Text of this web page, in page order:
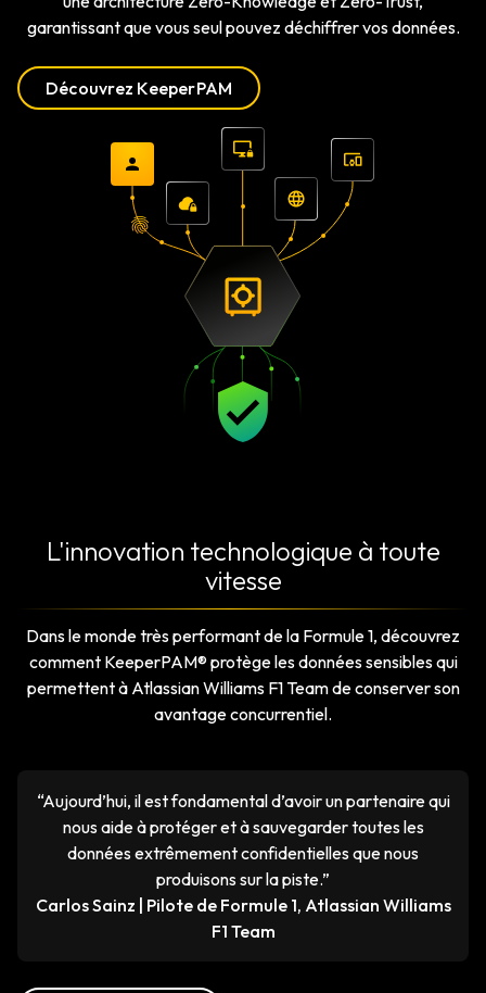
garantissant que vous seul pouvez déchiffrer vos données.
Découvrez KeeperPAM
L'innovation technologique à toute
vitesse
Dans le monde très performant de la Formule 1, découvrez
comment KeeperPAM® protège les données sensibles qui
permettent à Atlassian Williams F1 Team de conserver son
avantage concurrentiel.
“Aujourd’hui, il est fondamental d’avoir un partenaire qui
nous aide à protéger et à sauvegarder toutes les
données extrêmement confidentielles que nous
produisons sur la piste.”
Carlos Sainz | Pilote de Formule 1, Atlassian Williams
F1 Team